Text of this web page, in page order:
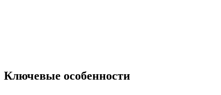
Ключевые особенности